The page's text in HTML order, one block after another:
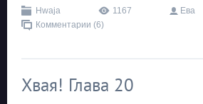
Hwaja 1167 Ева
Комментарии (6)
Хвая! Глава 20